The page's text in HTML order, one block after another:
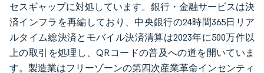
セスギャップに対処しています。銀行・金融サービスは決
済インフラを再編しており、中央銀行の24時間365日リア
ルタイム総決済とモバイル決済清算は2023年に500万件以
上の取引を処理し、QRコードの普及への道を開いていま
す。製造業はフリーゾーンの第四次産業革命インセンティ